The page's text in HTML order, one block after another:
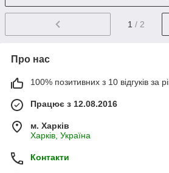
1 / 2
Про нас
100% позитивних з 10 відгуків за
Працює з 12.08.2016
м. Харків
Харків, Україна
Контакти